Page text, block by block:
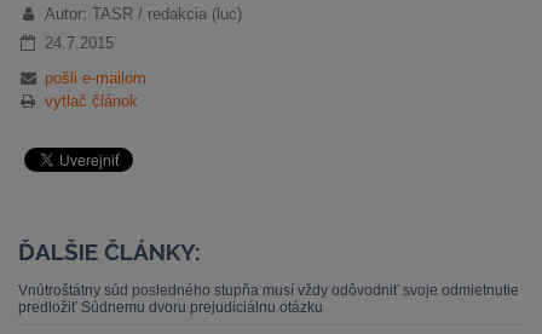
Autor: TASR / redakcia (luc)
24.7.2015
pošli e-mailom
vytlač článok
ĎALŠIE ČLÁNKY:
Vnútroštátny súd posledného stupňa musí vždy odôvodniť svoje odmietnutie
predložiť Súdnemu dvoru prejudiciálnu otázku